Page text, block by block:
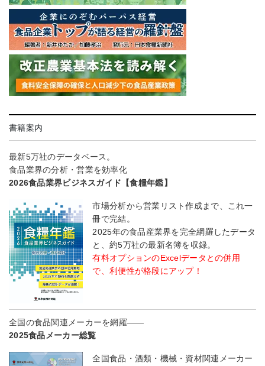
書籍案内
最新5万社のデータベース。
食品業界の分析・営業を効率化
2026食品業界ビジネスガイド【食糧年鑑】
市場分析から営業リスト作成まで、これ一
冊で完結。
2025年の食品産業界を完全網羅したデータ
と、約5万社の最新名簿を収録。
有料オプションのExcelデータとの併用
で、利便性が格段にアップ！
全国の食品関連メーカーを網羅――
2025食品メーカー総覧
全国食品・酒類・機械・資材関連メーカー